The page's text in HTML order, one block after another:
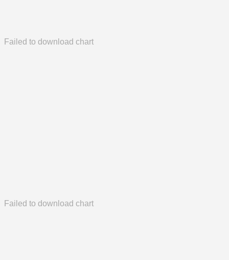
Failed to download chart
Failed to download chart